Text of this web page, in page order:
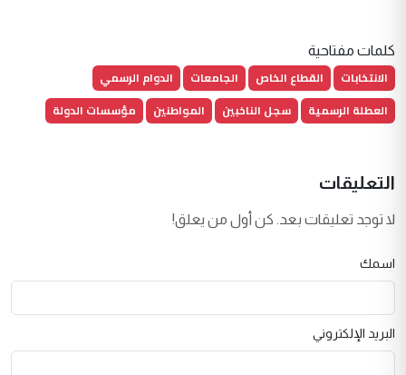
كلمات مفتاحية
الانتخابات القطاع الخاص الجامعات
الدوام الرسمي
العطلة الرسمية
سجل الناخبين المواطنين مؤسسات الدولة
التعليقات
لا توجد تعليقات بعد. كن أول من يعلق!
اسمك
البريد الإلكتروني